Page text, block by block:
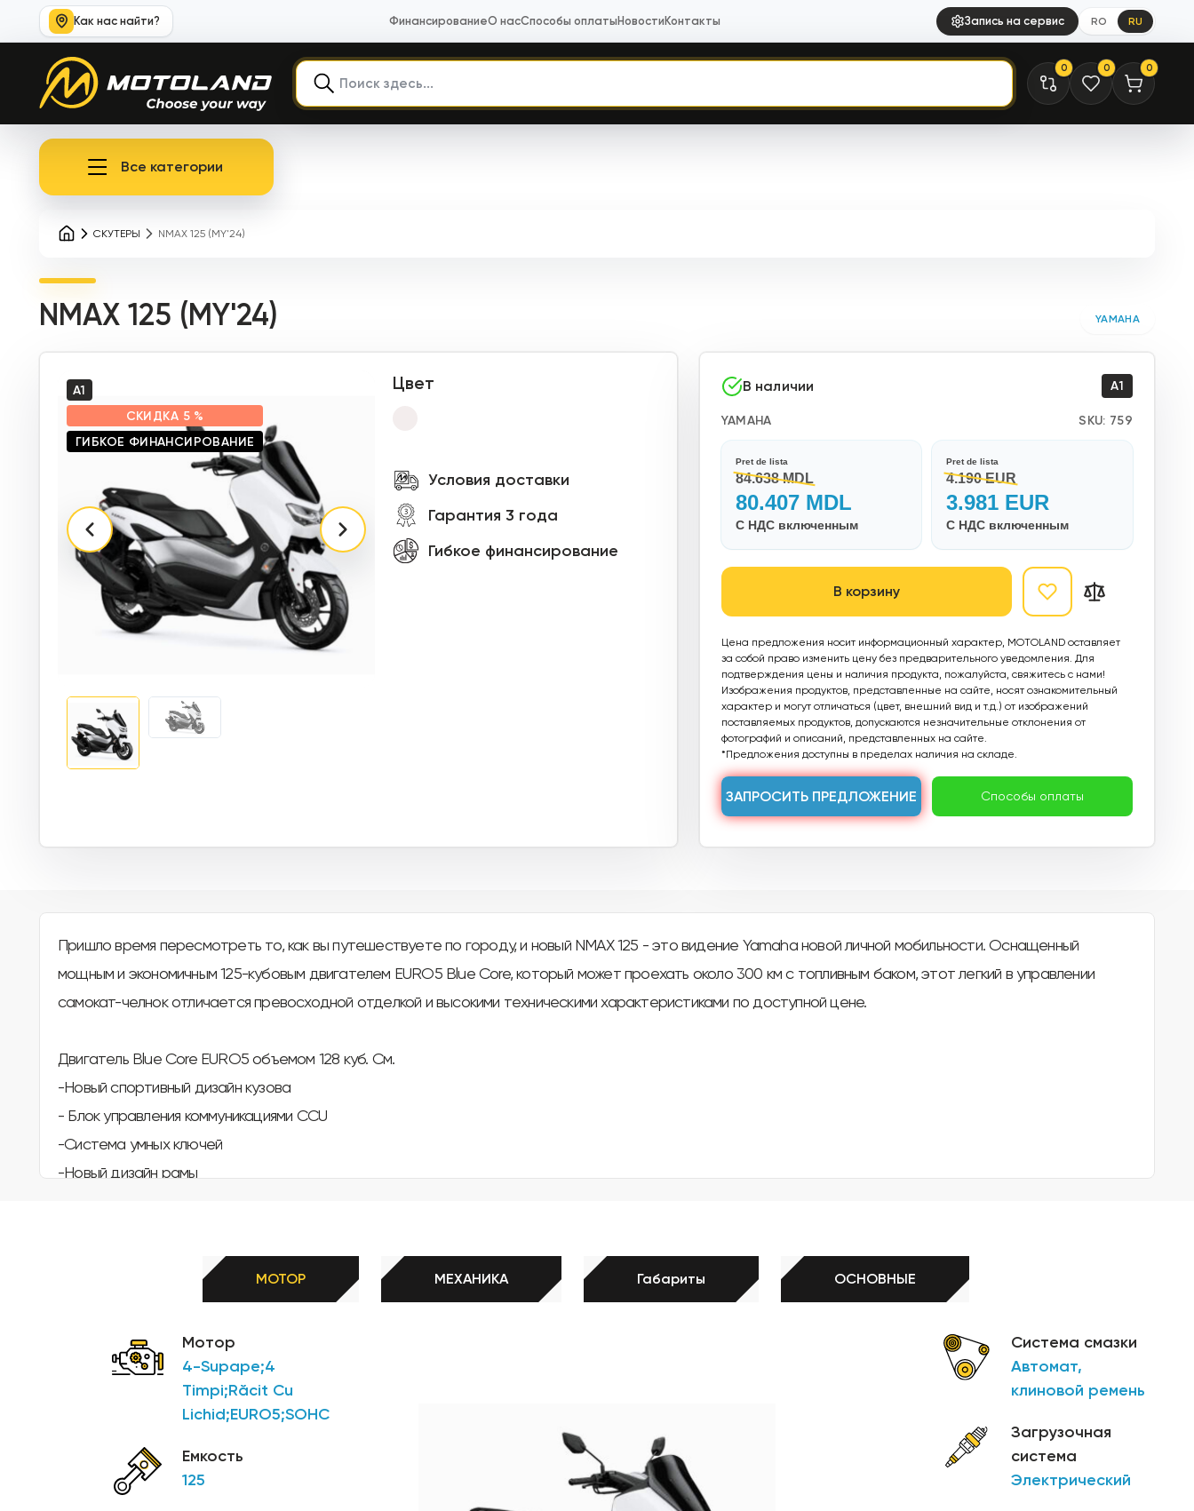
Как нас найти? ФинансированиеО насСпособы оплаты Новости Контакты Запись на сервис RO RU
0 0 0
Все категории
СКУТЕРЫ NMAX 125 (MY'24)
NMAX 125 (MY'24) YAMAHA
A1
СКИДКА 5 %
ГИБКОЕ ФИНАНСИРОВАНИЕ
Цвет
Условия доставки
Гарантия 3 года
Гибкое финансирование
В наличии A1
YAMAHA SKU: 759
Pret de lista
84.638 MDL
80.407 MDL
С НДС включенным
Pret de lista
4.190 EUR
3.981 EUR
С НДС включенным
В корзину
Цена предложения носит информационный характер, MOTOLAND оставляет
за собой право изменить цену без предварительного уведомления. Для
подтверждения цены и наличия продукта, пожалуйста, свяжитесь с нами!
Изображения продуктов, представленные на сайте, носят ознакомительный
характер и могут отличаться (цвет, внешний вид и т.д.) от изображений
поставляемых продуктов, допускаются незначительные отклонения от
фотографий и описаний, представленных на сайте.
*Предложения доступны в пределах наличия на складе.
ЗАПРОСИТЬ ПРЕДЛОЖЕНИЕ Способы оплаты
Пришло время пересмотреть то, как вы путешествуете по городу, и новый NMAX 125 - это видение Yamaha новой личной мобильности. Оснащенный
мощным и экономичным 125-кубовым двигателем EURO5 Blue Core, который может проехать около 300 км с топливным баком, этот легкий в управлении
самокат-челнок отличается превосходной отделкой и высокими техническими характеристиками по доступной цене.
Двигатель Blue Core EURO5 объемом 128 куб. См.
-Новый спортивный дизайн кузова
- Блок управления коммуникациями CCU
-Система умных ключей
-Новый дизайн рамы
-Место для хранения под седлом
-Передние и задние дисковые тормоза с АБС
МОТОР МЕХАНИКА Габариты ОСНОВНЫЕ
Мотор
4-Supape;4
Timpi;Răcit Cu
Lichid;EURO5;SOHC
Емкость
125
Система смазки
Автомат,
клиновой ремень
Загрузочная
система
Электрический